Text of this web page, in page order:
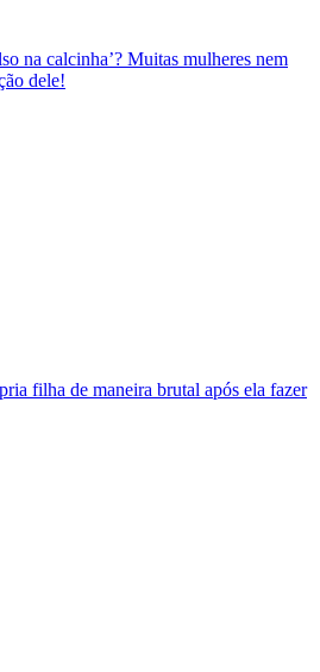
na calcinha’? Muitas mulheres nem
dele!
filha de maneira brutal após ela fazer